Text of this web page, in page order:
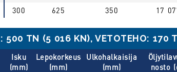
300 625 350 17
500 TN (5 016 KN), VETOTEHO: 170
Isku
(mm)
Lepokorkeus
(mm)
Ulkohalkaisija
(mm)
nosto